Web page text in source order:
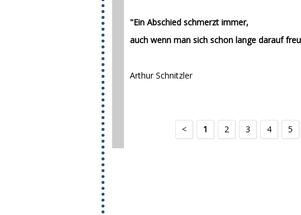
"Ein Abschied schmerzt immer,
auch wenn man sich schon lange darauf
Arthur Schnitzler
< 1 2 3 4 5